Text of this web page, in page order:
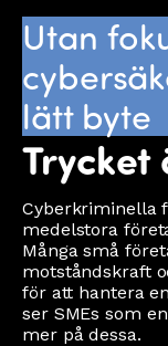
Utan
lätt byte
Trycket
Cyberkriminella
medelstora
Många små
motståndskraft
för att hantera
ser SMEs som
mer på dessa.